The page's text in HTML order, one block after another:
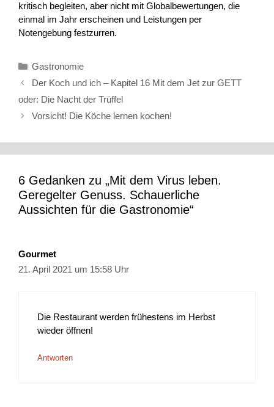
kritisch begleiten, aber nicht mit Globalbewertungen, die
einmal im Jahr erscheinen und Leistungen per
Notengebung festzurren.
Kategorien
Gastronomie
Der Koch und ich – Kapitel 16 Mit dem Jet zur GETT
oder: Die Nacht der Trüffel
Vorsicht! Die Köche lernen kochen!
6 Gedanken zu „Mit dem Virus leben.
Geregelter Genuss. Schauerliche
Aussichten für die Gastronomie“
Gourmet
21. April 2021 um 15:58 Uhr
Die Restaurant werden frühestens im Herbst
wieder öffnen!
Antworten